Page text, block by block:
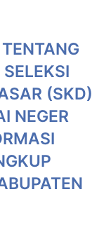
(SKD)
NEGER